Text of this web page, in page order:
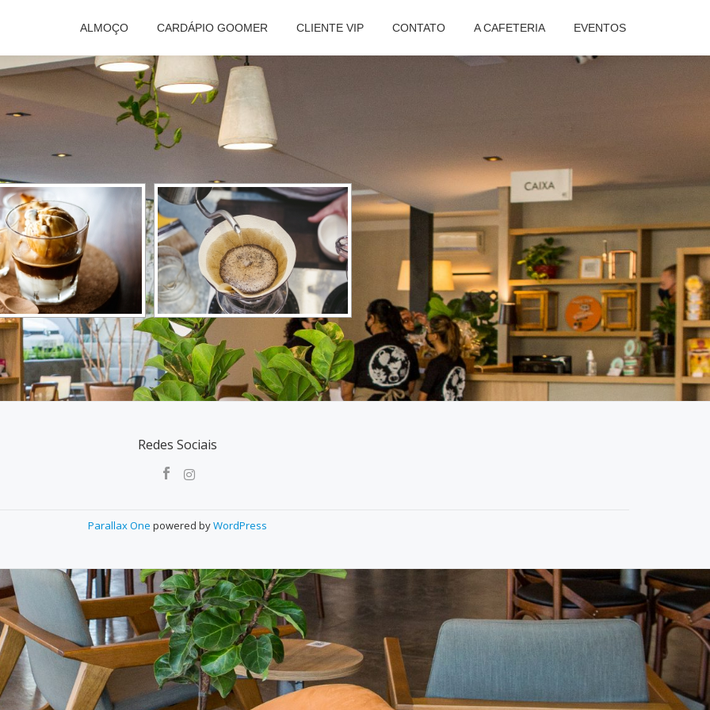
ALMOÇO CARDÁPIO GOOMER CLIENTE VIP CONTATO A CAFETERIA EVENTOS
Redes Sociais
Parallax One powered byWordPress